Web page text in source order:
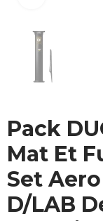
Pack
Mat Et
Set
D/LAB